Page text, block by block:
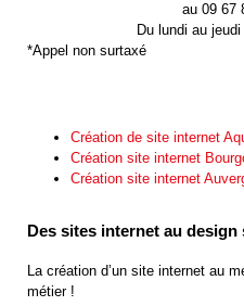
au 09 67
Du lundi au
*Appel non surtaxé
Création de site internet
Création site internet
Création site internet
Des sites internet au design
La création d’un site internet au
métier !